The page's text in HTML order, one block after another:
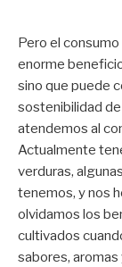
Pero el
enorme
sino que puede
sostenibilidad
atendemos al
Actualmente
verduras,
tenemos, y nos
olvidamos los
cultivados
sabores,